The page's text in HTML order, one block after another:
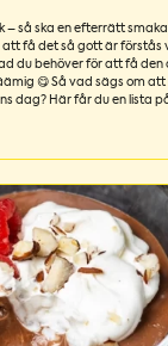
– så ska en efterrätt
få det så gott är förstås
du behöver för att få den
😋 Så vad sägs om
dag? Här får du en lista